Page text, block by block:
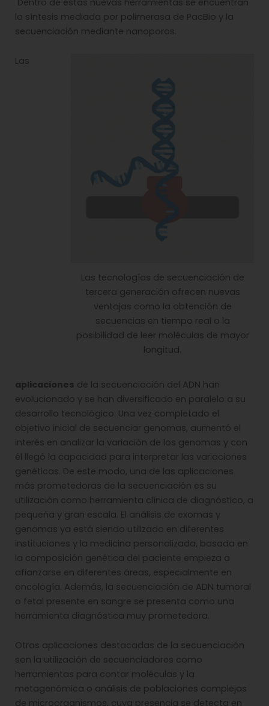
la síntesis mediada por polimerasa de PacBio y la
secuenciación mediante nanoporos.
Las tecnologías de secuenciación de
tercera generación ofrecen nuevas
ventajas como la obtención de
secuencias en tiempo real o la
posibilidad de leer moléculas de mayor
longitud.
Las
aplicaciones de la secuenciación del ADN han
evolucionado y se han diversificado en paralelo a su
desarrollo tecnológico. Una vez completado el
objetivo inicial de secuenciar genomas, aumentó el
interés en analizar la variación de los genomas y con
él llegó la capacidad para interpretar las variaciones
genéticas. De este modo, una de las aplicaciones
más prometedoras de la secuenciación es su
utilización como herramienta clínica de diagnóstico, a
pequeña y gran escala. El análisis de exomas y
genomas ya está siendo utilizado en diferentes
instituciones y la medicina personalizada, basada en
la composición genética del paciente empieza a
afianzarse en diferentes áreas, especialmente en
oncología. Además, la secuenciación de ADN tumoral
o fetal presente en sangre se presenta como una
herramienta diagnóstica muy prometedora.
Otras aplicaciones destacadas de la secuenciación
son la utilización de secuenciadores como
herramientas para contar moléculas y la
metagenómica o análisis de poblaciones complejas
de microorganismos, cuya presencia se detecta en